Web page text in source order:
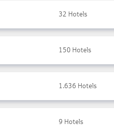
32 Hotels
150 Hotels
1.636 Hotels
9 Hotels